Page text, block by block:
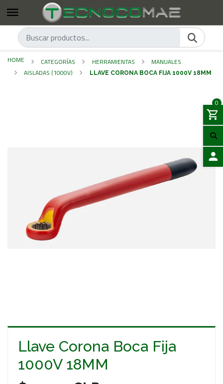
0
HOME CATEGORÍAS HERRAMIENTAS
MANUALES
AISLADAS (1000V)
LLAVE CORONA BOCA FIJA 1000V 18MM
Llave Corona Boca Fija
1000V 18MM